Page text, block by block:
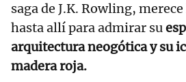
saga de J.K. Rowling,
hasta allí para admirar su
arquitectura neogótica y su
madera roja.